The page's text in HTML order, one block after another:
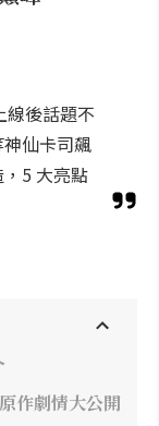
後話題不
仙卡司飆
5 大亮點
作劇情大公開